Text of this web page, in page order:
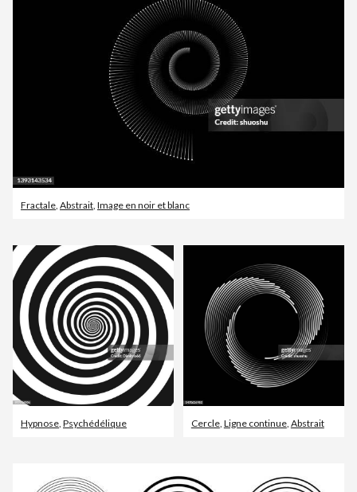
Fractale, Abstrait, Image en noir et blanc
Hypnose, Psychédélique Cercle, Ligne continue, Abstrait